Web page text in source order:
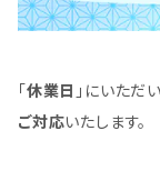
「休業日 」にいただ
ご対応いたします。